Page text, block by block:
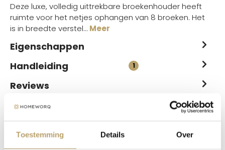
Toestemming Details Over
Deze luxe, volledig uittrekbare broekenhouder heeft
ruimte voor het netjes ophangen van 8 broeken. Het
is in breedte verstel… Meer
Eigenschappen
Handleiding
1
Reviews